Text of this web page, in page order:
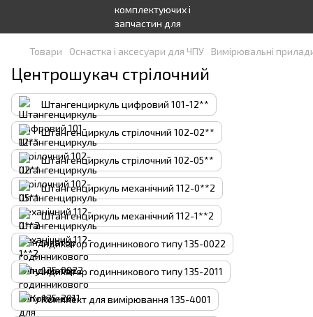
Товари Оснастка і аксесуари для ЧПУ Вимірювальні
Центрошукач стрілочний
Штангенциркуль цифровий 101-12**
Штангенциркуль стрілочний 102-02**
Штангенциркуль стрілочний 102-05**
Штангенциркуль механічний 112-0**2
Штангенциркуль механічний 112-1**2
Індикатор годинникового типу 135-0022
Індикатор годинникового типу 135-2011
Комплект для вимірювання 135-4001